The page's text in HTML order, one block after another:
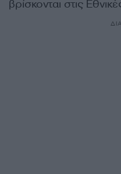
βρίσκονται στις